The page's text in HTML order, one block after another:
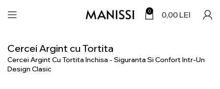
0 0,00 LEI
Cercei Argint cu Tortita
Cercei Argint Cu Tortita Inchisa - Siguranta Si Confort Intr-Un
Design Clasic